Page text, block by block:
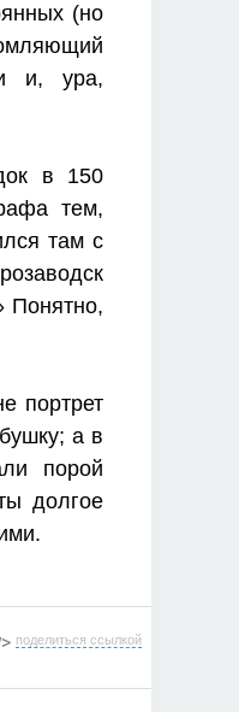
(но
и, ура,
в 150
тем,
там с
Понятно,
портрет
а в
порой
долгое
поделиться ссылкой